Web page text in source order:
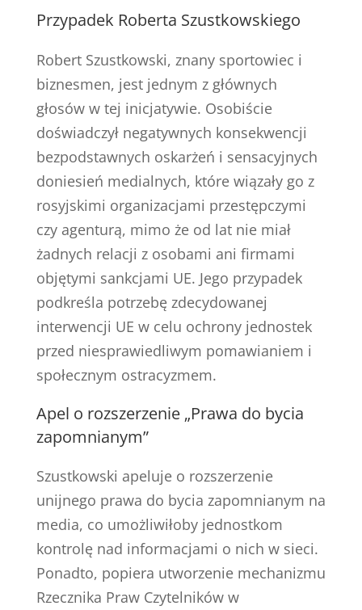
Przypadek Roberta Szustkowskiego
Robert Szustkowski, znany sportowiec i
biznesmen, jest jednym z głównych
głosów w tej inicjatywie. Osobiście
doświadczył negatywnych konsekwencji
bezpodstawnych oskarżeń i sensacyjnych
doniesień medialnych, które wiązały go z
rosyjskimi organizacjami przestępczymi
czy agenturą, mimo że od lat nie miał
żadnych relacji z osobami ani firmami
objętymi sankcjami UE. Jego przypadek
podkreśla potrzebę zdecydowanej
interwencji UE w celu ochrony jednostek
przed niesprawiedliwym pomawianiem i
społecznym ostracyzmem.
Apel o rozszerzenie „Prawa do bycia
zapomnianym”
Szustkowski apeluje o rozszerzenie
unijnego prawa do bycia zapomnianym na
media, co umożliwiłoby jednostkom
kontrolę nad informacjami o nich w sieci.
Ponadto, popiera utworzenie mechanizmu
Rzecznika Praw Czytelników w